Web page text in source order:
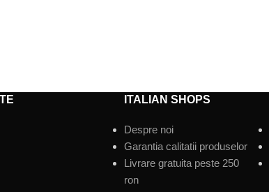
ITALIAN SHOPS
Despre noi
Garantia calitatii produselor
Livrare gratuita peste 250
ron